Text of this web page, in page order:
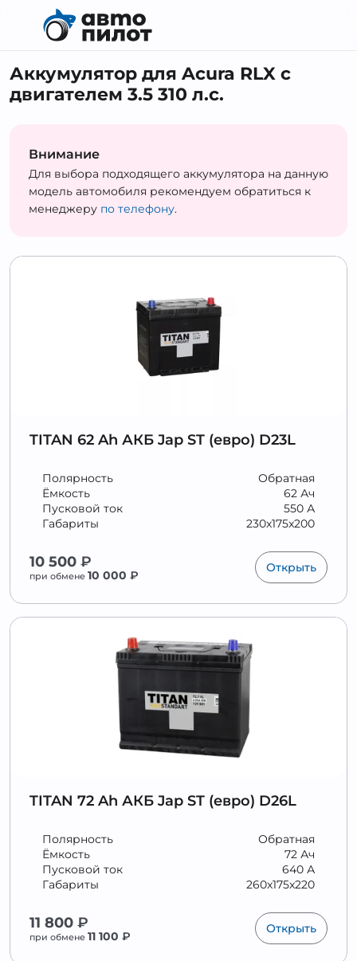
Аккумулятор для Acura RLX с
двигателем 3.5 310 л.c.
Внимание
Для выбора подходящего аккумулятора на данную
модель автомобиля рекомендуем обратиться к
менеджеру по телефону.
TITAN 62 Ah АКБ Jap ST (евро) D23L
Обратная
Полярность
62 Ач
Ёмкость
550 А
Пусковой ток
230x175x200
Габариты
10 500 ₽
при обмене 10 000 ₽
Открыть
TITAN 72 Ah АКБ Jap ST (евро) D26L
Обратная
Полярность
72 Ач
Ёмкость
640 А
Пусковой ток
260x175x220
Габариты
11 800 ₽
при обмене 11 100 ₽
Открыть